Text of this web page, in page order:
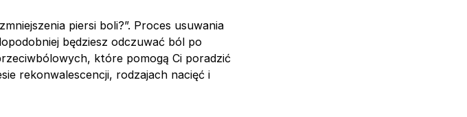
piersi boli?”. Proces usuwania
będziesz odczuwać ból po
które pomogą Ci poradzić
rekonwalescencji, rodzajach nacięć i